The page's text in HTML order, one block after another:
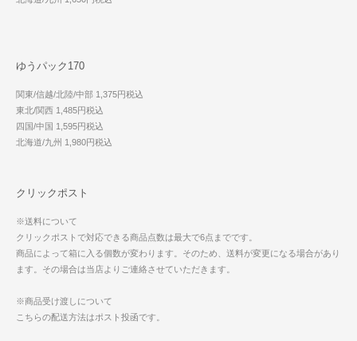
ゆうパック170
関東/信越/北陸/中部 1,375円税込
東北/関西 1,485円税込
四国/中国 1,595円税込
北海道/九州 1,980円税込
クリックポスト
※送料について
クリックポストで対応できる商品点数は最大で6点までです。
商品によって箱に入る個数が変わります。そのため、送料が変更になる場合があり
ます。その場合は当店よりご連絡させていただきます。
※商品受け渡しについて
こちらの配送方法はポスト投函です。